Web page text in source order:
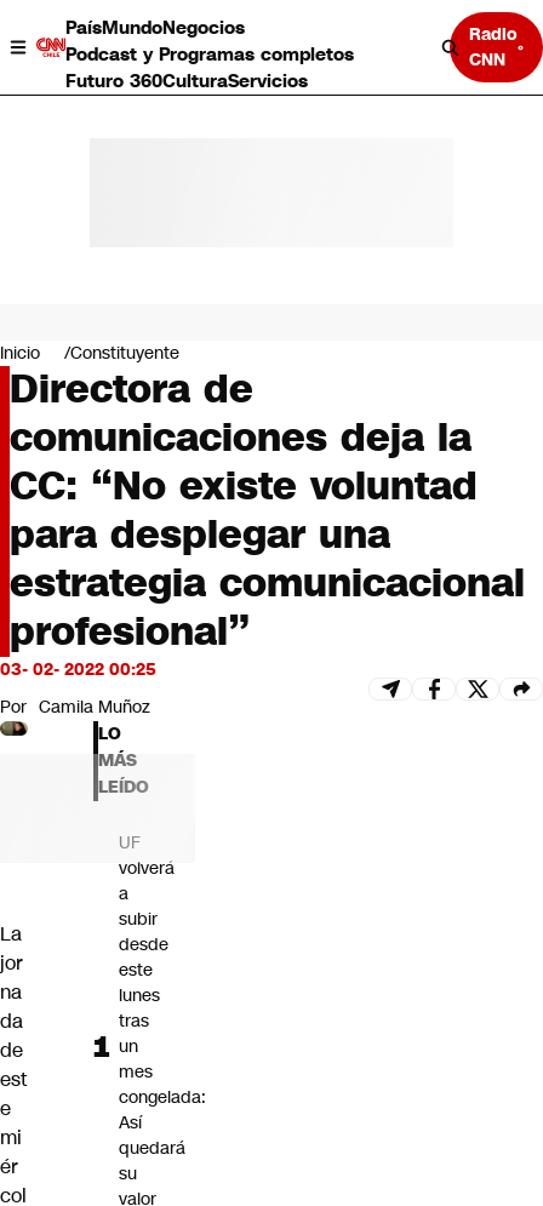
PaísMundoNegocios
Podcast y Programas completos
Futuro 360CulturaServicios
Radio
CNN
Negocios
Deportes
Programas completos
Cultura
Servicios
Bits
CNN tiempo
Futuro 360
Opinión
Inicio Constituyente
Directora de
comunicaciones deja la
CC: “No existe voluntad
para desplegar una
estrategia comunicacional
profesional”
03- 02- 2022 00:25
Por Camila Muñoz
La
jor
na
da
de
est
e
mi
ér
col
LO
MÁS
LEÍDO
UF
volverá
a
subir
desde
este
lunes
tras
un
mes
congelada:
Así
quedará
su
valor